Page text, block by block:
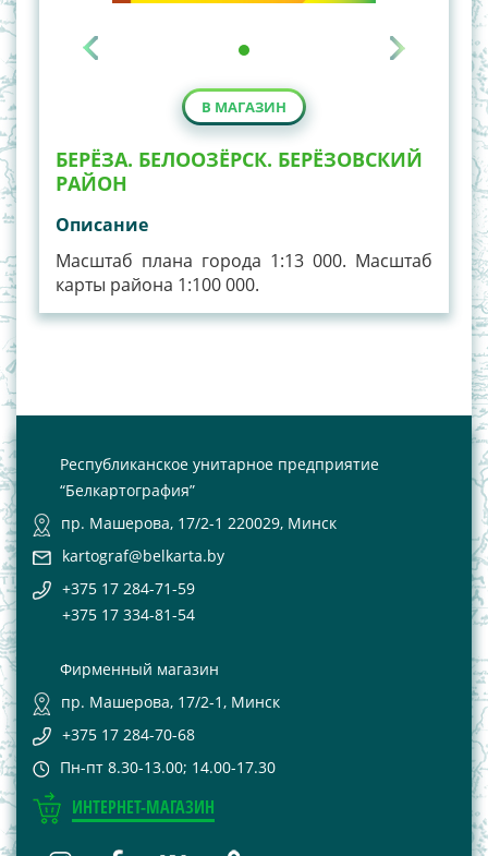
В МАГАЗИН
БЕРЁЗА. БЕЛООЗЁРСК. БЕРЁЗОВСКИЙ
РАЙОН
Описание
Масштаб плана города 1:13 000. Масштаб
карты района 1:100 000.
Республиканское унитарное предприятие
“Белкартография”
пр. Машерова, 17/2-1 220029, Минск
kartograf@belkarta.by
+375 17 284-71-59
+375 17 334-81-54
Фирменный магазин
пр. Машерова, 17/2-1, Минск
+375 17 284-70-68
Пн-пт 8.30-13.00; 14.00-17.30
ИНТЕРНЕТ-МАГАЗИН